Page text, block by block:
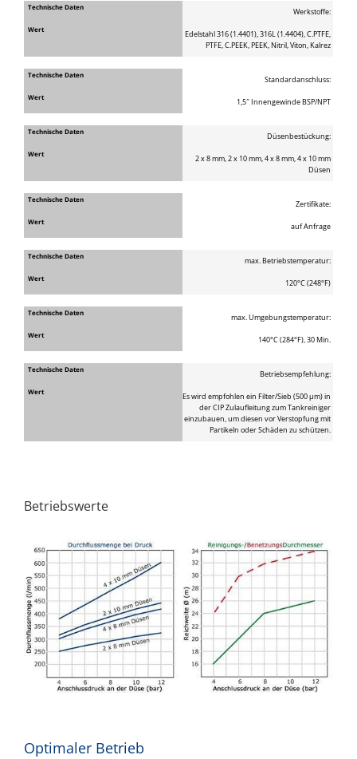
Werkstoffe:
Edelstahl 316 (1.4401), 316L (1.4404), C.PTFE,
PTFE, C.PEEK, PEEK, Nitril, Viton, Kalrez
Standardanschluss:
1,5″ Innengewinde BSP/NPT
Düsenbestückung:
2 x 8 mm, 2 x 10 mm, 4 x 8 mm, 4 x 10 mm
Düsen
Zertifikate:
auf Anfrage
max. Betriebstemperatur:
120°C (248°F)
max. Umgebungstemperatur:
140°C (284°F), 30 Min.
Betriebsempfehlung:
Es wird empfohlen ein Filter/Sieb (500 μm) in
der CIP Zulaufleitung zum Tankreiniger
einzubauen, um diesen vor Verstopfung mit
Partikeln oder Schäden zu schützen.
Betriebswerte
Optimaler Betrieb